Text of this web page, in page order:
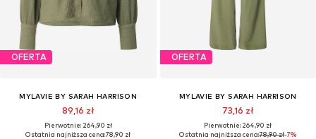
OFERTA
MYLAVIE BY SARAH HARRISON
89,16 zł
Pierwotnie: 264,90 zł
Ostatnia najniższa cena:78,90 zł
OFERTA
MYLAVIE BY SARAH HARRISON
73,16 zł
Pierwotnie: 264,90 zł
Ostatnia najniższa cena:78,90 zł-7%